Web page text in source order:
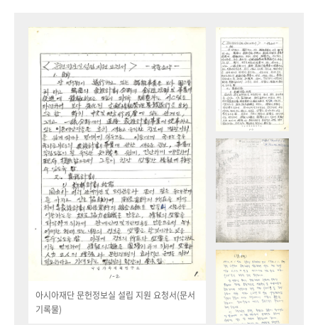
아시아재단 문헌정보실 설립 지원 요청서(문서
기록물)